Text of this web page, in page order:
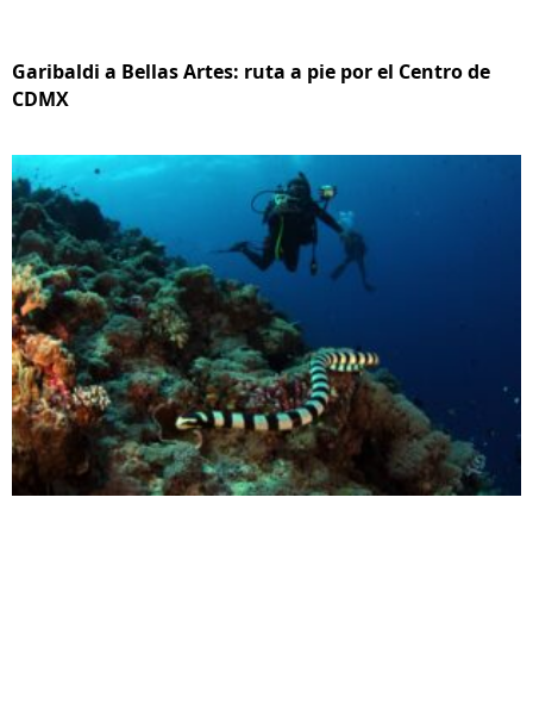
Garibaldi a Bellas Artes: ruta a pie por el Centro de
CDMX